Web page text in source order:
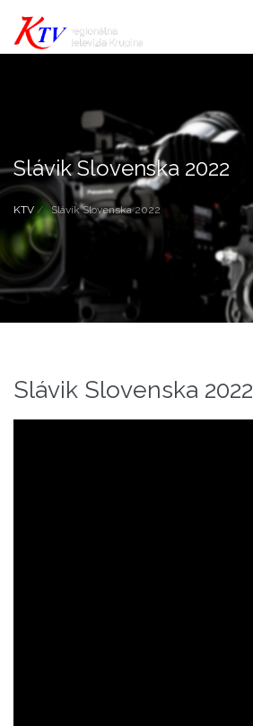
Slávik Slovenska 2022
KTV Slávik Slovenska 2022
Slávik Slovenska 2022